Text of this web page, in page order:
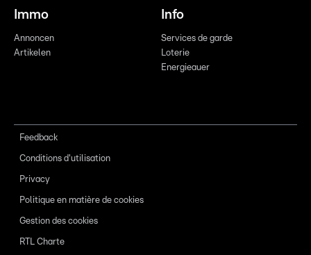
Immo
Annoncen
Artikelen
Info
Services de garde
Loterie
Energieauer
Feedback
Conditions d'utilisation
Privacy
Politique en matière de cookies
Gestion des cookies
RTL Charte